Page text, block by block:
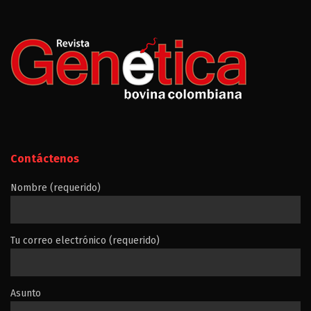
Contáctenos
Nombre (requerido)
Tu correo electrónico (requerido)
Asunto